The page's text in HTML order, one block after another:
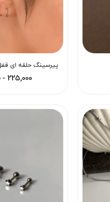
225,000 - 275,000 تومان